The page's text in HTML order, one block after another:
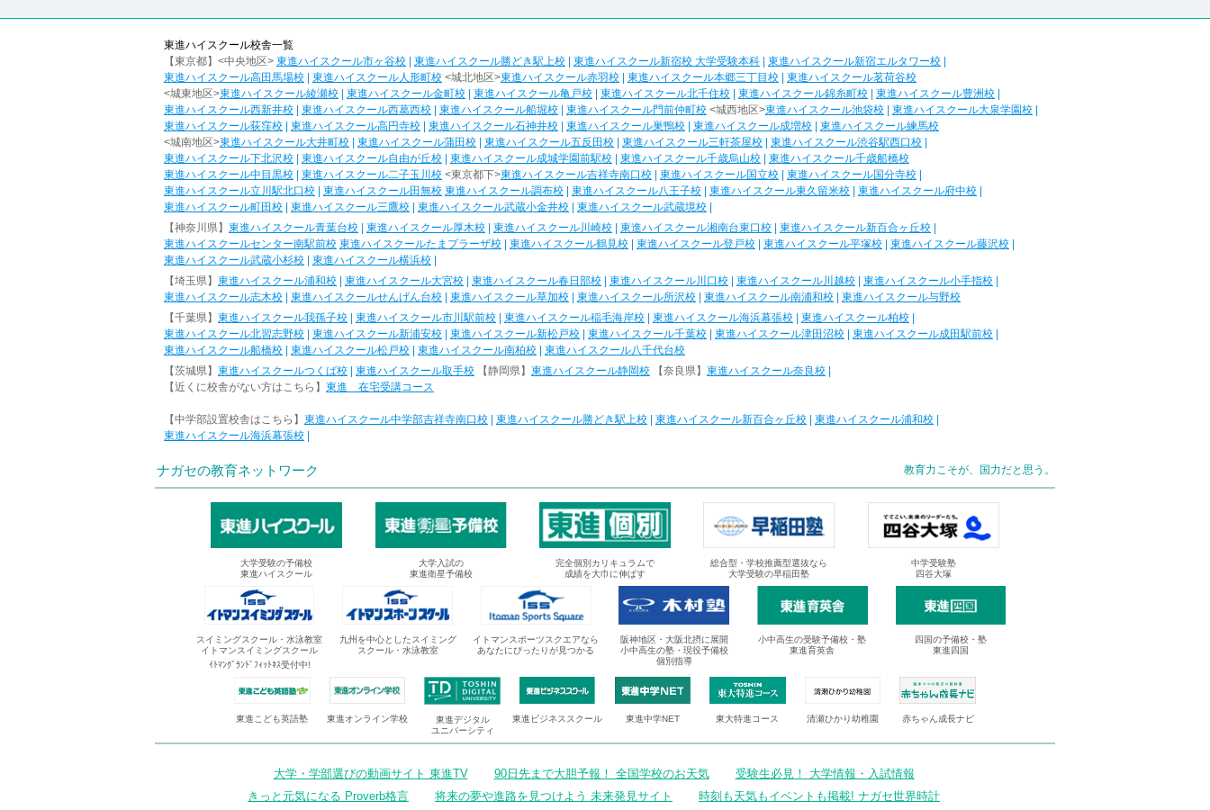
東進ハイスクール校舎一覧
【東京都】<中央地区> 東進ハイスクール市ヶ谷校 東進ハイスクール勝どき駅上校 東進ハイスクール新宿校 大学受験本科 東進ハイスクール新宿エルタワー校
東進ハイスクール高田馬場校
東進ハイスクール人形町校 <城北地区>東進ハイスクール赤羽校 東進ハイスクール本郷三丁目校
東進ハイスクール茗荷谷校
<城東地区>東進ハイスクール綾瀬校 東進ハイスクール金町校 東進ハイスクール亀戸校 東進ハイスクール北千住校 東進ハイスクール錦糸町校 東進ハイスクール豊洲校
東進ハイスクール西新井校
東進ハイスクール西葛西校 東進ハイスクール船堀校 東進ハイスクール門前仲町校 <城西地区>東進ハイスクール池袋校 東進ハイスクール大泉学園校
東進ハイスクール荻窪校
東進ハイスクール高円寺校 東進ハイスクール石神井校 東進ハイスクール巣鴨校 東進ハイスクール成増校
東進ハイスクール練馬校
<城南地区>東進ハイスクール大井町校 東進ハイスクール蒲田校 東進ハイスクール五反田校 東進ハイスクール三軒茶屋校 東進ハイスクール渋谷駅西口校
東進ハイスクール下北沢校
東進ハイスクール自由が丘校 東進ハイスクール成城学園前駅校 東進ハイスクール千歳烏山校
東進ハイスクール千歳船橋校
東進ハイスクール中目黒校
東進ハイスクール二子玉川校 <東京都下>東進ハイスクール吉祥寺南口校 東進ハイスクール国立校 東進ハイスクール国分寺校
東進ハイスクール立川駅北口校
東進ハイスクール田無校 東進ハイスクール調布校 東進ハイスクール八王子校 東進ハイスクール東久留米校 東進ハイスクール府中校
東進ハイスクール町田校
東進ハイスクール三鷹校 東進ハイスクール武蔵小金井校 東進ハイスクール武蔵境校
【神奈川県】 東進ハイスクール青葉台校 東進ハイスクール厚木校 東進ハイスクール川崎校 東進ハイスクール湘南台東口校 東進ハイスクール新百合ヶ丘校
東進ハイスクールセンター南駅前校 東進ハイスクールたまプラーザ校 東進ハイスクール鶴見校 東進ハイスクール登戸校 東進ハイスクール平塚校 東進ハイスクール藤沢校
東進ハイスクール武蔵小杉校
東進ハイスクール横浜校
【埼玉県】 東進ハイスクール浦和校 東進ハイスクール大宮校 東進ハイスクール春日部校 東進ハイスクール川口校 東進ハイスクール川越校 東進ハイスクール小手指校
東進ハイスクール志木校
東進ハイスクールせんげん台校 東進ハイスクール草加校 東進ハイスクール所沢校 東進ハイスクール南浦和校
東進ハイスクール与野校
【千葉県】 東進ハイスクール我孫子校 東進ハイスクール市川駅前校 東進ハイスクール稲毛海岸校 東進ハイスクール海浜幕張校 東進ハイスクール柏校
東進ハイスクール北習志野校
東進ハイスクール新浦安校 東進ハイスクール新松戸校 東進ハイスクール千葉校 東進ハイスクール津田沼校 東進ハイスクール成田駅前校
東進ハイスクール船橋校
東進ハイスクール松戸校 東進ハイスクール南柏校
東進ハイスクール八千代台校
【茨城県】 東進ハイスクールつくば校 東進ハイスクール取手校 【静岡県】 東進ハイスクール静岡校 【奈良県】 東進ハイスクール奈良校
【近くに校舎がない方はこちら】 東進 在宅受講コース
【中学部設置校舎はこちら】 東進ハイスクール中学部吉祥寺南口校 東進ハイスクール勝どき駅上校 東進ハイスクール新百合ヶ丘校 東進ハイスクール浦和校
東進ハイスクール海浜幕張校
ナガセの教育ネットワーク 教育力こそが、国力だと思う。
大学受験の予備校
東進ハイスクール
大学入試の
東進衛星予備校
完全個別カリキュラムで
成績を大巾に伸ばす
総合型・学校推薦型選抜なら
大学受験の早稲田塾
中学受験塾
四谷大塚
スイミングスクール・水泳教室
イトマンスイミングスクール
ｲﾄﾏﾝｸﾞﾗﾝﾄﾞﾌｨｯﾄﾈｽ受付中!
九州を中心としたスイミング
スクール・水泳教室
イトマンスポーツスクエアなら
あなたにぴったりが見つかる
阪神地区・大阪北摂に展開
小中高生の塾・現役予備校
個別指導
小中高生の受験予備校・塾
東進育英舎
四国の予備校・塾
東進四国
東進こども英語塾 東進オンライン学校
東進デジタル
ユニバーシティ
東進ビジネススクール 東進中学NET 東大特進コース 清瀬ひかり幼稚園 赤ちゃん成長ナビ
大学・学部選びの動画サイト 東進TV 90日先まで大胆予報！ 全国学校のお天気
受験生必見！ 大学情報・入試情報
きっと元気になる Proverb格言
将来の夢や進路を見つけよう 未来発見サイト 時刻も天気もイベントも掲載! ナガセ世界時計